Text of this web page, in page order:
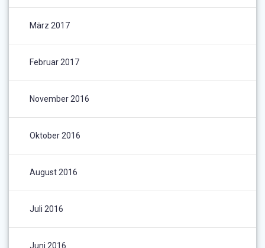
März 2017
Februar 2017
November 2016
Oktober 2016
August 2016
Juli 2016
Juni 2016